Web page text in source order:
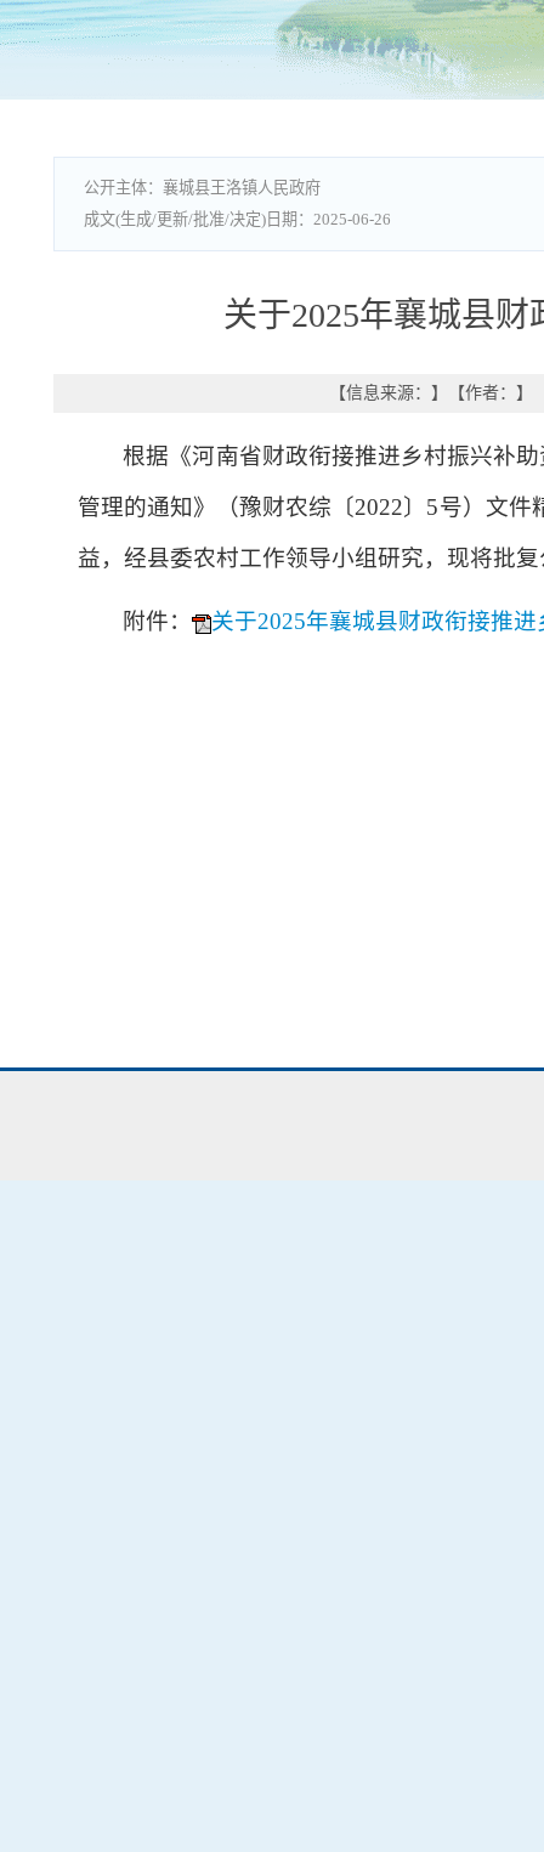
襄城县王洛镇人民政府
2025-06-26
关于2025年襄城县
【信息来源： 】 【作者： 】
根据《河南省财政衔接推进乡村振兴补
管理的通知》（豫财农综〔2022〕5号）文
益，经县委农村工作领导小组研究，现将批
附件： 关于2025年襄城县财政衔接推